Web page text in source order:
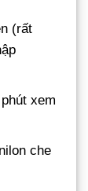
(rất
xem
che